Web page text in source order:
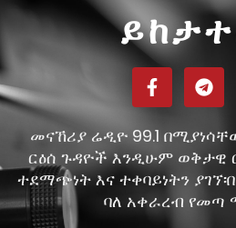
መናኸሪያ ሬዲዮ 99.1
ርዕሰ ጉዳዮች እንዲሁም ወቅታዊ
ተደማጭነት እና ተቀባይነትን
ባለ አቀራረብ የመጣ